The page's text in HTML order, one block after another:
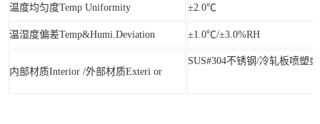
温度均匀度Temp Uniformity ±2.0℃
温湿度偏差Temp&Humi.Deviation ±1.0℃/±3.0%RH
内部材质Interior /外部材质Exteri or
SUS#304不锈钢/冷轧板喷塑